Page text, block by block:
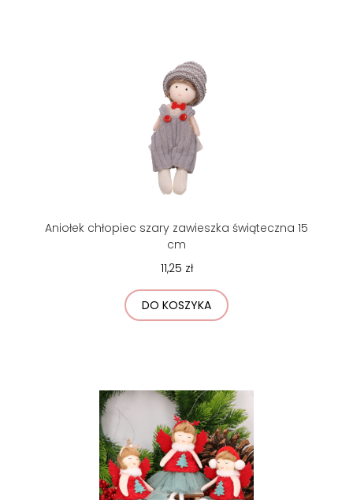
Aniołek chłopiec szary zawieszka świąteczna 15
cm
11,25 zł
DO KOSZYKA